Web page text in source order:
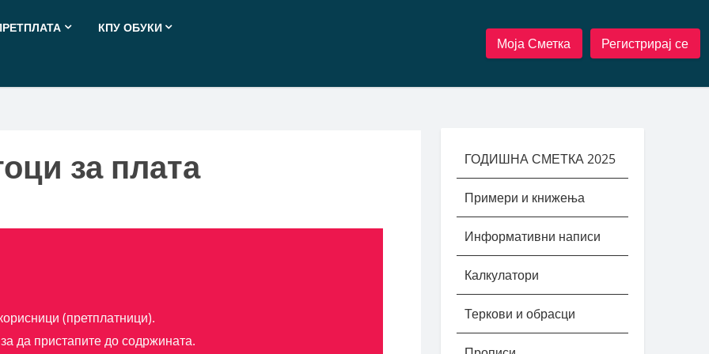
КПУ ОБУКИ
Моја Сметка Регистрирај се
за плата
(претплатници).
за да пристапите до содржината.
ГОДИШНА СМЕТКА 2025
Примери и книжења
Информативни написи
Калкулатори
Теркови и обрасци